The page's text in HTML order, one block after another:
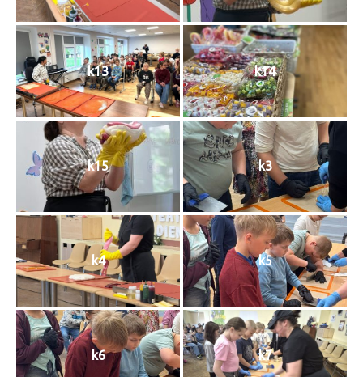
k13 k14
k15 k3
k4 k5
k6 k7